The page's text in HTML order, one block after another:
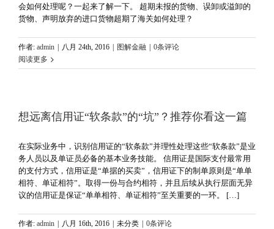
会如何处理呢？一起来了解一下。 超期未报的货物、误卸或溢卸的
货物、声明放弃的进口货物超期了海关如何处理？
作者: admin 八月 24th, 2016 图解金融
0条评论
阅读更多
想远离信用证“软条款”的“坑”？推荐你看这一篇
在实际业务中，识别信用证的“软条款”并理性处理这些“软条款”是业
务人员以及单证员必备的基本业务技能。 信用证是国际支付最常用
的支付方式，信用证是“单据的买卖”，信用证下的制单原则是“单单
相符、单证相符”。取得一份与合约相符，并且后续从执行层面无异
议的信用证是保证“单单相符、单证相符”至关重要的一环。 […]
作者: admin 八月 16th, 2016 未分类
0条评论